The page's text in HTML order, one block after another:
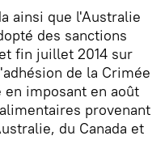
ainsi que l'Australie
des sanctions
fin juillet 2014 sur
de la Crimée
en imposant en août
provenant
du Canada et